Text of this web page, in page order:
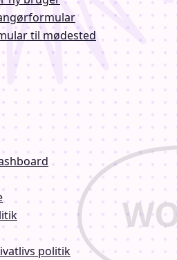
til mødested
politik